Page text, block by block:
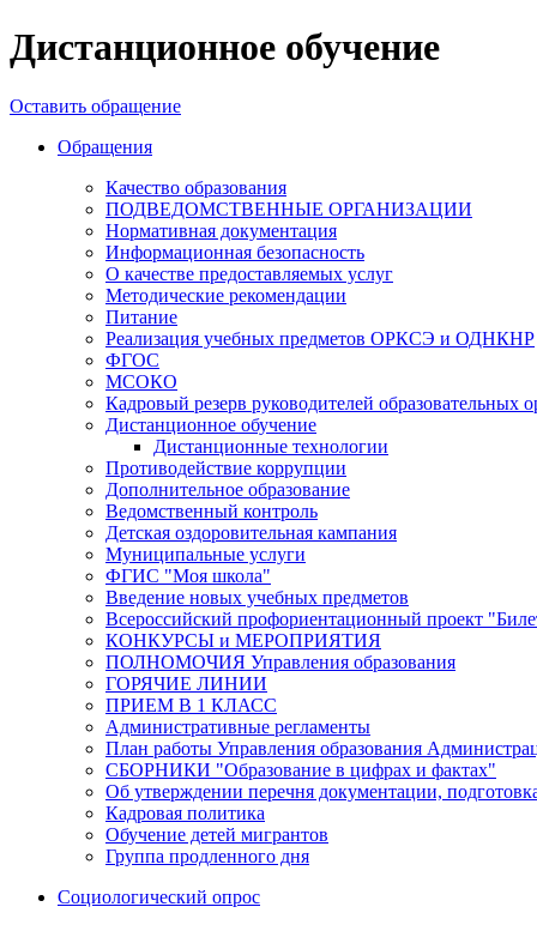
Дистанционное обучение
Оставить обращение
Обращения
Качество образования
ПОДВЕДОМСТВЕННЫЕ ОРГАНИЗАЦИИ
Нормативная документация
Информационная безопасность
О качестве предоставляемых услуг
Методические рекомендации
Питание
Реализация учебных предметов ОРКСЭ и ОДНКНР
ФГОС
МСОКО
Кадровый резерв руководителей образовательных
Дистанционное обучение
Дистанционные технологии
Противодействие коррупции
Дополнительное образование
Ведомственный контроль
Детская оздоровительная кампания
Муниципальные услуги
ФГИС "Моя школа"
Введение новых учебных предметов
Всероссийский профориентационный проект
КОНКУРСЫ и МЕРОПРИЯТИЯ
ПОЛНОМОЧИЯ Управления образования
ГОРЯЧИЕ ЛИНИИ
ПРИЕМ В 1 КЛАСС
Административные регламенты
План работы Управления образования
СБОРНИКИ "Образование в цифрах и фактах"
Об утверждении перечня документации,
Кадровая политика
Обучение детей мигрантов
Группа продленного дня
Социологический опрос